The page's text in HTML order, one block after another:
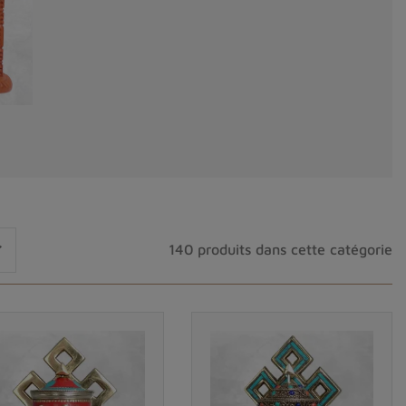
idéal pour être posé sur une étagère,
du bouddhisme, ajoutant une dimension
artisanalement au
, au cœur des
à prières bouddhistes
permettent de réciter
140 produits dans cette catégorie